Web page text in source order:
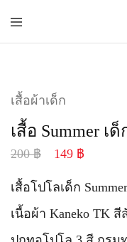
ผลิต
เสื้อ
โปโล
ยูนิฟอ
พร้อม
โลโก้
โปโล
และ
อุตสา
สี
เขียว
เสื้อผ้าเด็ก
เสื้อ Summer เ
200฿ 149 ฿
เสื้อโปโลเด็ก Summer
เนื้อผ้า Kaneko TK